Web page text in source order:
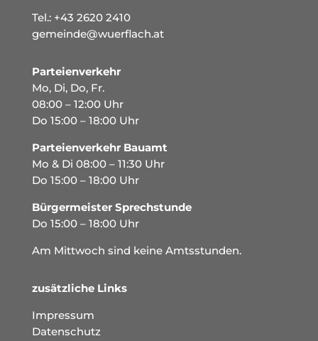
Tel.: +43 2620 2410
gemeinde@wuerflach.at
Parteienverkehr
Mo, Di, Do, Fr.
08:00 – 12:00 Uhr
Do 15:00 – 18:00 Uhr
Parteienverkehr Bauamt
Mo & Di 08:00 – 11:30 Uhr
Do 15:00 – 18:00 Uhr
Bürgermeister Sprechstunde
Do 15:00 – 18:00 Uhr
Am Mittwoch sind keine Amtsstunden.
zusätzliche Links
Impressum
Datenschutz